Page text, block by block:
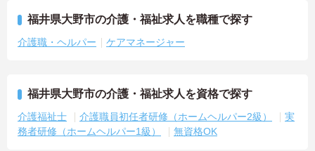
福井県大野市の介護・福祉求人を職種で探す
介護職・ヘルパー ケアマネージャー
福井県大野市の介護・福祉求人を資格で探す
介護福祉士 介護職員初任者研修（ホームヘルパー2級）
実
務者研修（ホームヘルパー1級）
無資格OK